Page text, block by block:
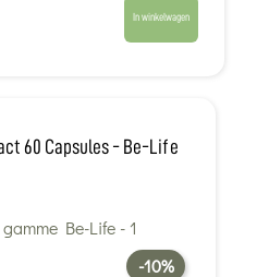
In winkelwagen
60 Capsules - Be-Life
-10%